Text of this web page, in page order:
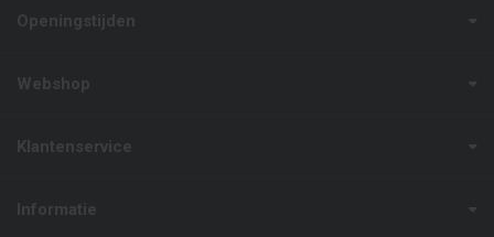
Openingstijden
Webshop
Klantenservice
Informatie